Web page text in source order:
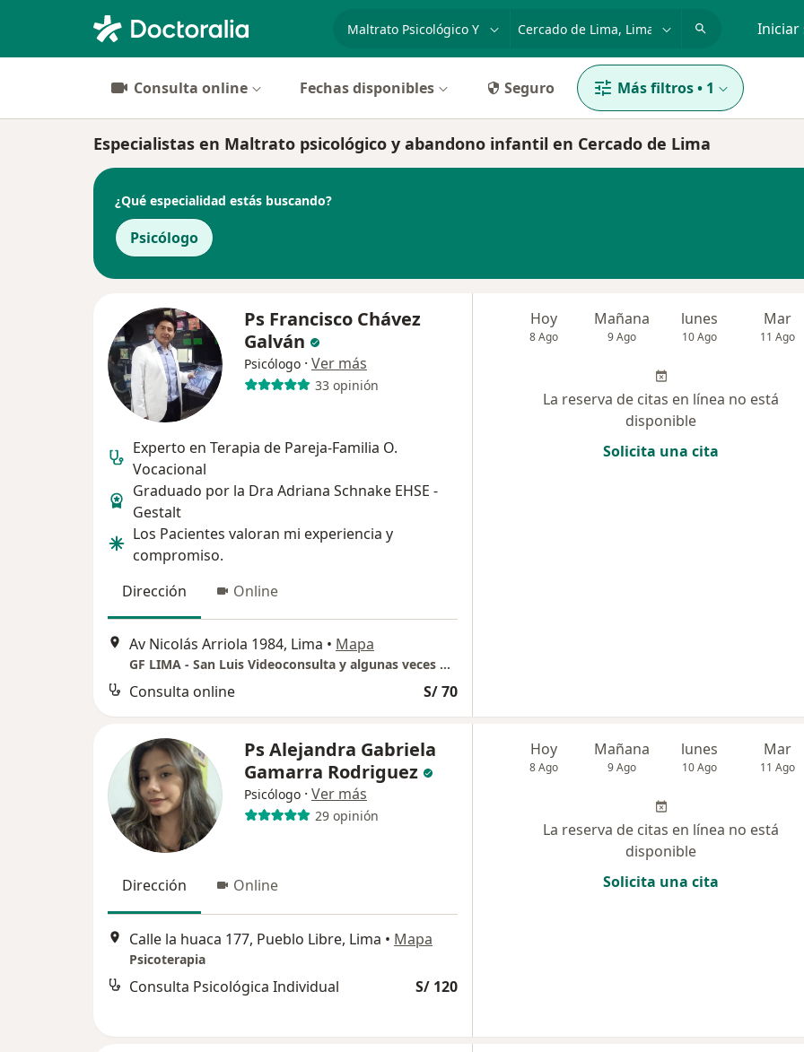
especialidad, enfermedad o nombre Iniciar
Consulta online Fechas disponibles Seguro Más filtros• 1
Especialistas en Maltrato psicológico y abandono infantil en Cercado de Lima
¿Qué especialidad estás buscando?
Psicólogo
Ps Francisco Chávez
Galván
Psicólogo · Ver más
33 opinión
Experto en Terapia de Pareja-Familia O.
Vocacional
Graduado por la Dra Adriana Schnake EHSE -
Gestalt
Los Pacientes valoran mi experiencia y
compromiso.
Dirección
Online
Av Nicolás Arriola 1984, Lima • Mapa
GF LIMA - San Luis Videoconsulta y algunas veces Presencial
Consulta online S/ 70
Hoy
8 Ago
Mañana
9 Ago
lunes
10 Ago
Mar
11 Ago
La reserva de citas en línea no está
disponible
Solicita una cita
Ps Alejandra Gabriela
Gamarra Rodriguez
Psicólogo · Ver más
29 opinión
Dirección Online
Calle la huaca 177, Pueblo Libre, Lima • Mapa
Psicoterapia
Consulta Psicológica Individual S/ 120
Hoy
8 Ago
Mañana
9 Ago
lunes
10 Ago
Mar
11 Ago
La reserva de citas en línea no está
disponible
Solicita una cita